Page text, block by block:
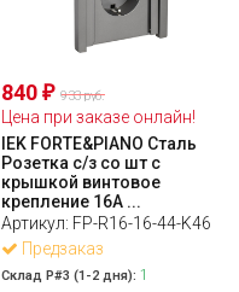
840₽ 933 руб.
Цена при заказе онлайн!
IEK FORTE&PIANO Сталь
Розетка с/з со шт с
крышкой винтовое
крепление 16А ...
Артикул: FP-R16-16-44-K46
Предзаказ
Склад Р#3 (1-2 дня): 1